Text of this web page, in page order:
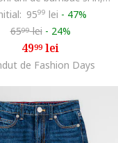
9599 lei - 47%
6599lei - 24%
4999lei
de Fashion Days